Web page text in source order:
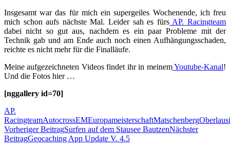
Insgesamt war das für mich ein supergeiles Wochenende, ich freu
mich schon aufs nächste Mal. Leider sah es fürsAP. Racingteam
dabei nicht so gut aus, nachdem es ein paar Probleme mit der
Technik gab und am Ende auch noch einen Aufhängungsschaden,
reichte es nicht mehr für die Finalläufe.
Meine aufgezeichneten Videos findet ihr in meinemYoutube-Kanal!
Und die Fotos hier …
[nggallery id=70]
AP.
RacingteamAutocrossEMEuropameisterschaftMatschenberg
Beitrags-
Navigation
Vorheriger BeitragSurfen auf dem Stausee BautzenNächster
BeitragGeocaching App Update V. 4.5